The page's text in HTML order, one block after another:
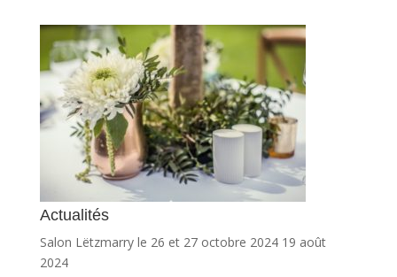
Actualités
Salon Lëtzmarry le 26 et 27 octobre 2024 19 août
2024